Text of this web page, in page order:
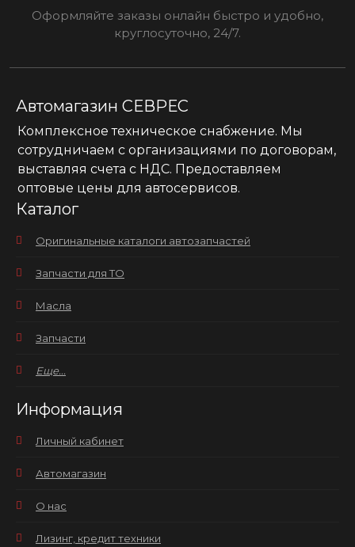
Оформляйте заказы онлайн быстро и удобно,
круглосуточно, 24/7.
Автомагазин СЕВРЕС
Комплексное техническое снабжение. Мы
сотрудничаем с организациями по договорам,
выставляя счета с НДС. Предоставляем
оптовые цены для автосервисов.
Каталог
Оригинальные каталоги автозапчастей
Запчасти для ТО
Масла
Запчасти
Еще...
Информация
Личный кабинет
Автомагазин
О нас
Лизинг, кредит техники